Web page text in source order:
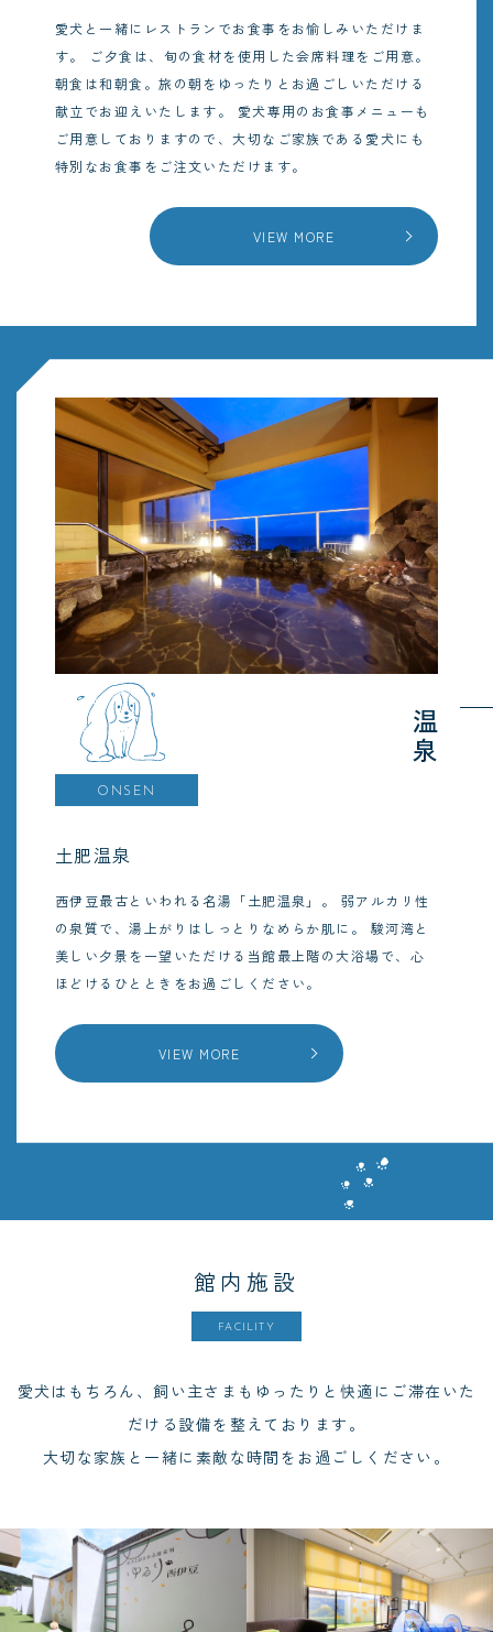
愛犬と一緒にレストランでお食事をお愉しみいただけま
す。
ご夕食は、旬の食材を使用した会席料理をご用意。
朝食は和朝食。旅の朝をゆったりとお過ごしいただける
献立でお迎えいたします。
愛犬専用のお食事メニューも
ご用意しておりますので、大切なご家族である愛犬にも
特別なお食事をご注文いただけます。
VIEW MORE
ONSEN
温泉
土肥温泉
西伊豆最古といわれる名湯「土肥温泉」。
弱アルカリ性
の泉質で、湯上がりはしっとりなめらか肌に。
駿河湾と
美しい夕景を一望いただける当館最上階の大浴場で、心
ほどけるひとときをお過ごしください。
VIEW MORE
館内施設
FACILITY
愛犬はもちろん、飼い主さまもゆったりと快適にご滞在いた
だける設備を整えております。
大切な家族と一緒に素敵な時間をお過ごしください。